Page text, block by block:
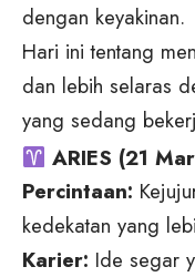
dengan keyakinan.
Hari ini tentang
dan lebih selaras
yang sedang
ARIES (21
Percintaan:
kedekatan yang
Karier: Ide segar